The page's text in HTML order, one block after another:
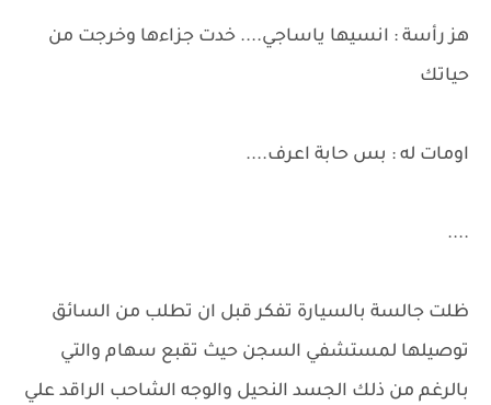
هز رأسة : انسيها ياساجي.... خدت جزاءها وخرجت من
حياتك
اومات له : بس حابة اعرف....
....
ظلت جالسة بالسيارة تفكر قبل ان تطلب من السائق
توصيلها لمستشفي السجن حيث تقبع سهام والتي
بالرغم من ذلك الجسد النحيل والوجه الشاحب الراقد علي